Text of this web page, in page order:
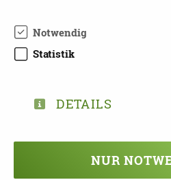
https://www.notarkammer-
sachsen.de/tdot2026
Notwendig
Statistik
DETAILS
NUR